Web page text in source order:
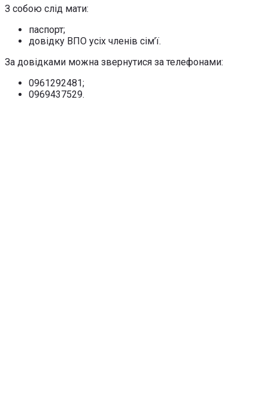
З собою слід мати:
паспорт;
довідку ВПО усіх членів сім’ї.
За довідками можна звернутися за телефонами:
0961292481;
0969437529.